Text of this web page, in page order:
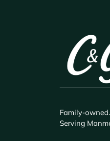
Family-
Serving